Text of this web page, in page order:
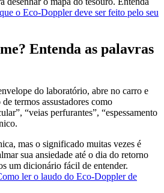
o Eco-Doppler deve ser feito pelo seu
Entenda as palavras
do laboratório, abre no carro e
termos assustadores como
“veias perfurantes”, “espessamento
mas o significado muitas vezes é
sua ansiedade até o dia do retorno
um dicionário fácil de entender.
ler o laudo do Eco-Doppler de